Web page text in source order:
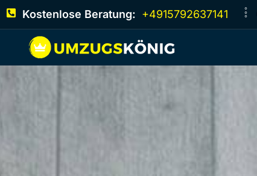
Kostenlose Beratung: +4915792637141